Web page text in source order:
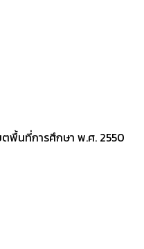
ตพื้นที่การศึกษา พ.ศ. 2550